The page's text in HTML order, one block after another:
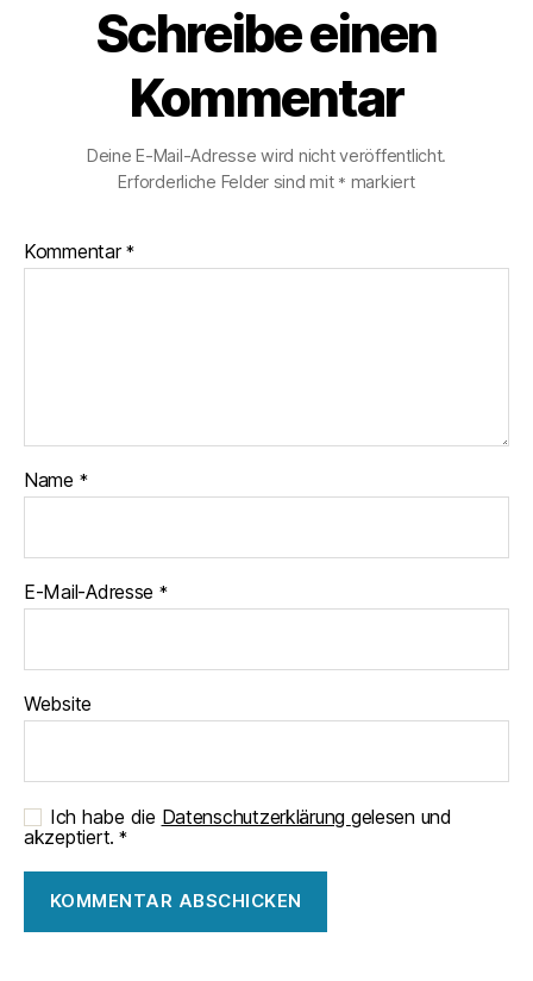
Schreibe einen
Kommentar
Deine E-Mail-Adresse wird nicht veröffentlicht.
Erforderliche Felder sind mit * markiert
Kommentar*
Name *
E-Mail-Adresse *
Website
Ich habe die Datenschutzerklärung gelesen und
akzeptiert. *